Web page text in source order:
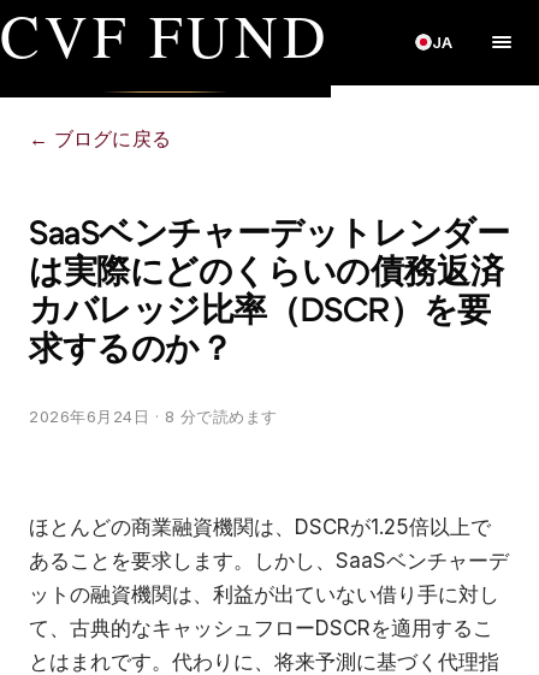
CVF FUND JA
← ブログに戻る
SaaSベンチャーデットレンダー
は実際にどのくらいの債務返済
カバレッジ比率（DSCR）を要
求するのか？
2026年6月24日 · 8 分で読めます
ほとんどの商業融資機関は、DSCRが1.25倍以上で
あることを要求します。しかし、SaaSベンチャーデ
ットの融資機関は、利益が出ていない借り手に対し
て、古典的なキャッシュフローDSCRを適用するこ
とはまれです。代わりに、将来予測に基づく代理指